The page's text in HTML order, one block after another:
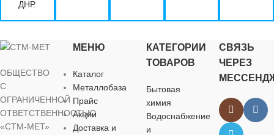
ДНР.
ОБЩЕСТВО
С
ОГРАНИЧЕННОЙ
ОТВЕТСТВЕННОСТЬЮ
«СТМ-МЕТ»
МЕНЮ
Каталог
Металлобаза
Прайс
Акции
Доставка и
КАТЕГОРИИ
ТОВАРОВ
Бытовая
химия
Водоснабжение
и
СВЯЗЬ
ЧЕРЕЗ